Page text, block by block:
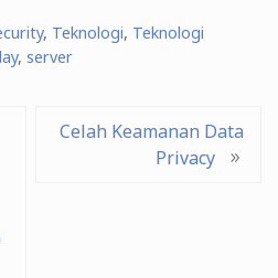
, Teknologi, Teknologi
, server
Celah Keamanan Data
Privacy